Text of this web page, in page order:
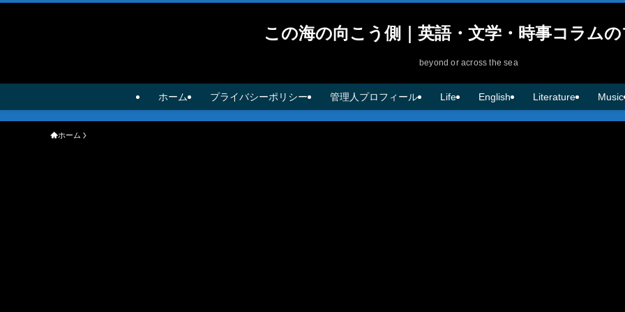
この海の向こう側｜英語・文学・時事コラム
beyond or across the sea
ホーム プライバシーポリシー 管理人プロフィール Life English Literature Music
ホーム